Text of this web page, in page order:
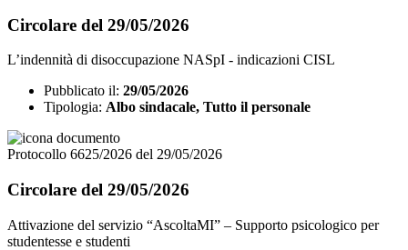
Circolare del 29/05/2026
L’indennità di disoccupazione NASpI - indicazioni CISL
Pubblicato il: 29/05/2026
Tipologia: Albo sindacale, Tutto il personale
Protocollo 6625/2026 del 29/05/2026
Circolare del 29/05/2026
Attivazione del servizio “AscoltaMI” – Supporto psicologico per
studentesse e studenti